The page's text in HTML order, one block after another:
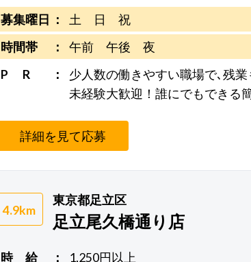
募集曜日
土 日 祝
時間帯
午前 午後 夜
P R
少人数の働きやすい職場で､残
未経験大歓迎！誰にでもできる
詳細を見て応募
4.9km
東京都足立区
足立尾久橋通り店
時 給 1,250円以上